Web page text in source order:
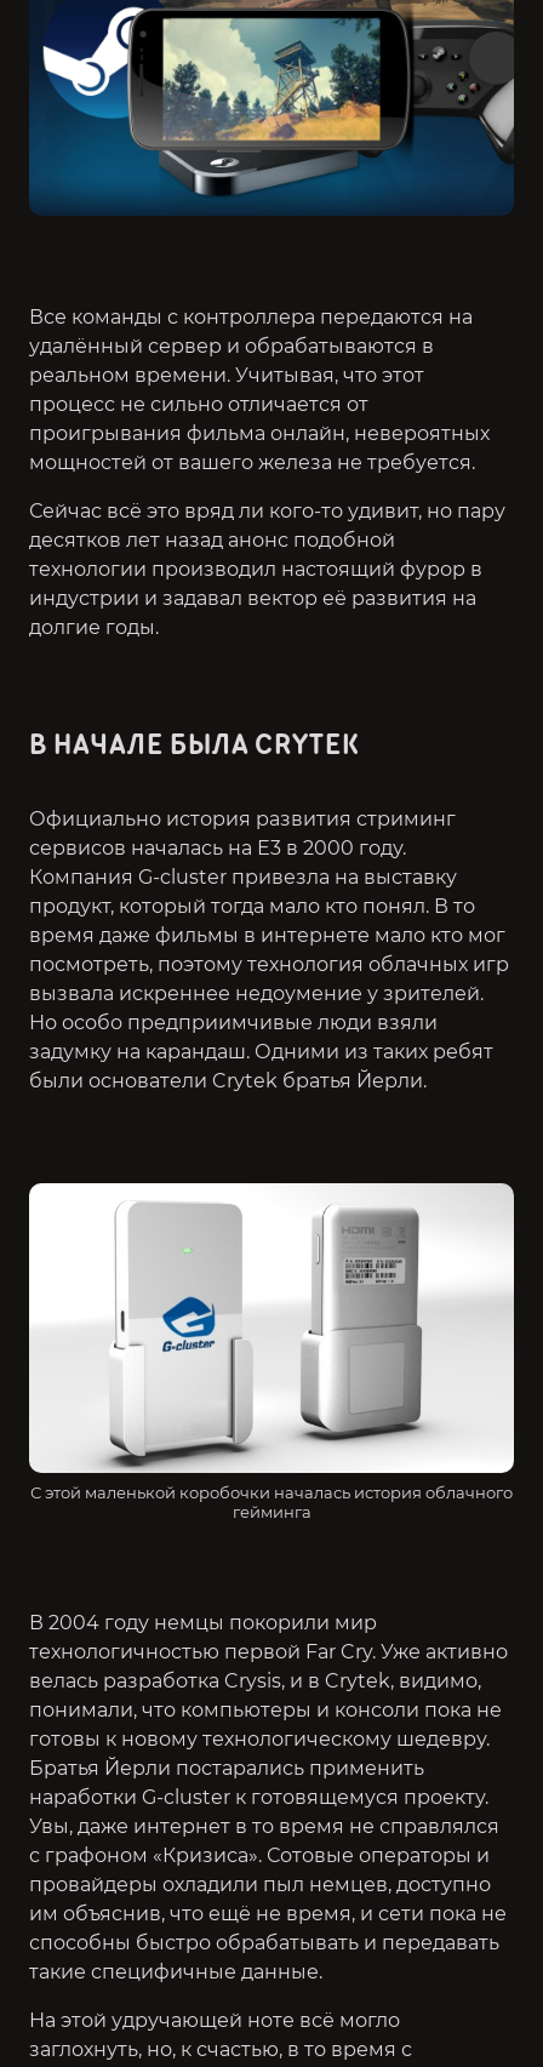
Все команды с контроллера передаются на
удалённый сервер и обрабатываются в
реальном времени. Учитывая, что этот
процесс не сильно отличается от
проигрывания фильма онлайн, невероятных
мощностей от вашего железа не требуется.
Сейчас всё это вряд ли кого-то удивит, но пару
десятков лет назад анонс подобной
технологии производил настоящий фурор в
индустрии и задавал вектор её развития на
долгие годы.
В НАЧАЛЕ БЫЛА CRYTEK
Официально история развития стриминг
сервисов началась на Е3 в 2000 году.
Компания G-cluster привезла на выставку
продукт, который тогда мало кто понял. В то
время даже фильмы в интернете мало кто мог
посмотреть, поэтому технология облачных игр
вызвала искреннее недоумение у зрителей.
Но особо предприимчивые люди взяли
задумку на карандаш. Одними из таких ребят
были основатели Crytek братья Йерли.
С этой маленькой коробочки началась история облачного
гейминга
В 2004 году немцы покорили мир
технологичностью первой Far Cry. Уже активно
велась разработка Crysis, и в Crytek, видимо,
понимали, что компьютеры и консоли пока не
готовы к новому технологическому шедевру.
Братья Йерли постарались применить
наработки G-cluster к готовящемуся проекту.
Увы, даже интернет в то время не справлялся
с графоном «Кризиса». Сотовые операторы и
провайдеры охладили пыл немцев, доступно
им объяснив, что ещё не время, и сети пока не
способны быстро обрабатывать и передавать
такие специфичные данные.
На этой удручающей ноте всё могло
заглохнуть, но, к счастью, в то время с